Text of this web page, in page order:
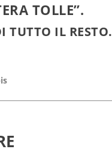
TOLLE”.
TUTTO IL RESTO.